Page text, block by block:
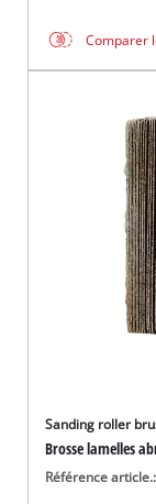
Comparer
Sanding roller
Brosse lamelles
Référence